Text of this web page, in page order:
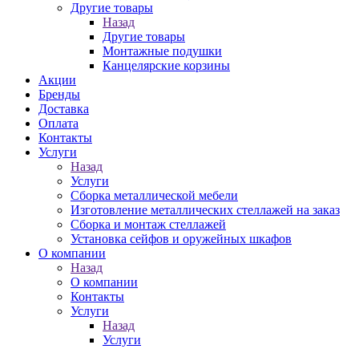
Другие товары
Назад
Другие товары
Монтажные подушки
Канцелярские корзины
Акции
Бренды
Доставка
Оплата
Контакты
Услуги
Назад
Услуги
Сборка металлической мебели
Изготовление металлических стеллажей на заказ
Сборка и монтаж стеллажей
Установка сейфов и оружейных шкафов
О компании
Назад
О компании
Контакты
Услуги
Назад
Услуги